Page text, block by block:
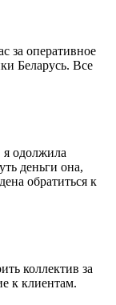
за оперативное
Беларусь. Все
одолжила
деньги она,
обратиться к
коллектив за
к клиентам.